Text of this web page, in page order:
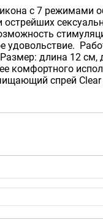
с 7 режимами
удовольствие.
длина 12
комфортного
спрей